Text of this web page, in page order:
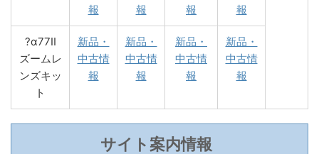
報
報
報
報
?α77II
ズームレ
ンズキッ
ト
新品・
中古情
報
新品・
中古情
報
新品・
中古情
報
新品・
中古情
報
サイト案内情報